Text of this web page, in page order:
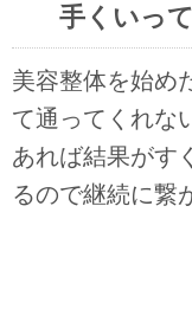
手くいっ
美容整体を始め
て通ってくれな
あれば結果がす
るので継続に繋